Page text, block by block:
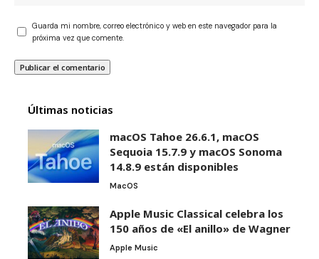
Guarda mi nombre, correo electrónico y web en este navegador para la
próxima vez que comente.
Últimas noticias
macOS Tahoe 26.6.1, macOS
Sequoia 15.7.9 y macOS Sonoma
14.8.9 están disponibles
MacOS
Apple Music Classical celebra los
150 años de «El anillo» de Wagner
Apple Music